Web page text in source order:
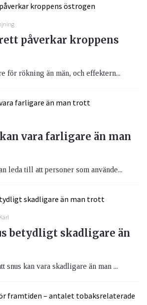
påverkar kroppens
för rökning än män, och effektern...
vara farligare än man
leda till att personer som använde...
betydligt skadligare än
snus kan vara skadligare än man ...